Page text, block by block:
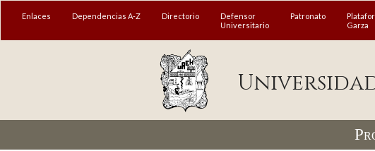
Enlaces Dependencias A-Z Directorio
Defensor
Universitario
Patronato
Garza